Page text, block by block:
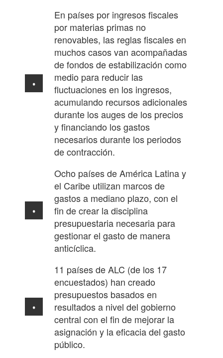
En países por ingresos fiscales
por materias primas no
renovables, las reglas fiscales en
muchos casos van acompañadas
de fondos de estabilización como
medio para reducir las
fluctuaciones en los ingresos,
acumulando recursos adicionales
durante los auges de los precios
y financiando los gastos
necesarios durante los periodos
de contracción.
Ocho países de América Latina y
el Caribe utilizan marcos de
gastos a mediano plazo, con el
fin de crear la disciplina
presupuestaria necesaria para
gestionar el gasto de manera
anticíclica.
11 países de ALC (de los 17
encuestados) han creado
presupuestos basados en
resultados a nivel del gobierno
central con el fin de mejorar la
asignación y la eficacia del gasto
público.